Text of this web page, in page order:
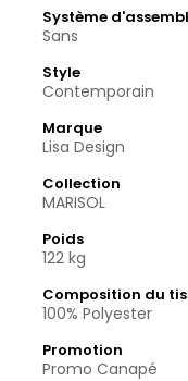
Système
Sans
Style
Contemporain
Marque
Lisa Design
Collection
MARISOL
Poids
122 kg
Composition du
100% Polyester
Promotion
Promo Canapé